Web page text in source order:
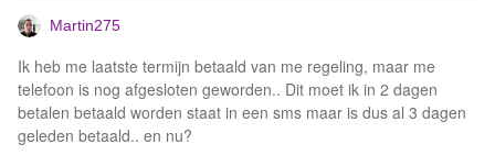
Martin275
Ik heb me laatste termijn betaald van me regeling, maar me
telefoon is nog afgesloten geworden.. Dit moet ik in 2 dagen
betalen betaald worden staat in een sms maar is dus al 3 dagen
geleden betaald.. en nu?